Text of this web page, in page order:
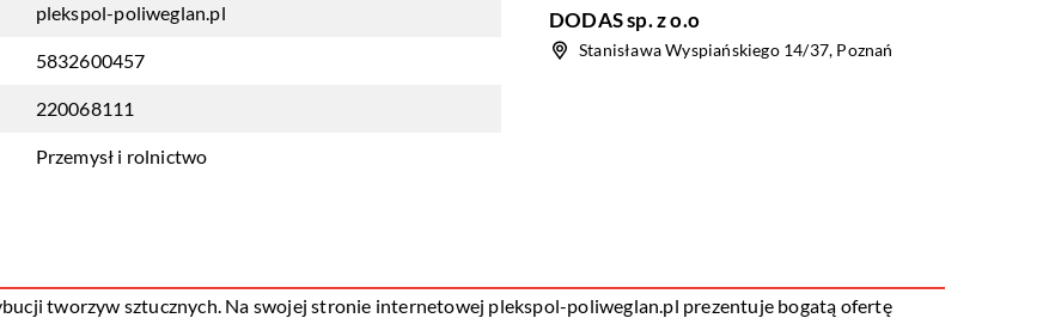
plekspol-poliweglan.pl
5832600457
220068111
Przemysł i rolnictwo
DODAS sp. z o.o
Stanisława Wyspiańskiego 14/37, Poznań
tworzyw sztucznych. Na swojej stronie internetowej plekspol-poliweglan.pl prezentuje bogatą ofertę